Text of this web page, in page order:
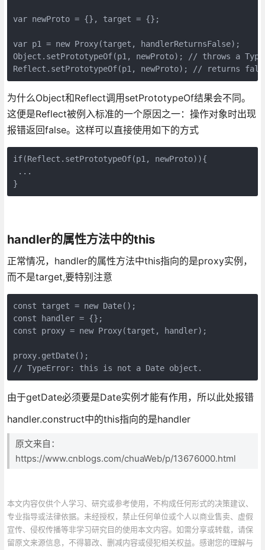
var newProto = {}, target = {};
var p1 = new Proxy(target, handlerReturnsFalse);
Object.setPrototypeOf(p1, newProto); // throws a
为什么Object和Reflect调用setPrototypeOf结果会不同。
这便是Reflect被例入标准的一个原因之一：操作对象时出现
报错返回false。这样可以直接使用如下的方式
if(Reflect.setPrototypeOf(p1, newProto)){
...
}
handler的属性方法中的this
正常情况，handler的属性方法中this指向的是proxy实例，
而不是target,要特别注意
const target = new Date();
const handler = {};
const proxy = new Proxy(target, handler);
proxy.getDate();
由于getDate必须要是Date实例才能有作用，所以此处报错
handler.construct中的this指向的是handler
原文来自：
https://www.cnblogs.com/chuaWeb/p/13676000.html
本文内容仅供个人学习、研究或参考使用，不构成任何形式的决策建议、
专业指导或法律依据。未经授权，禁止任何单位或个人以商业售卖、虚假
宣传、侵权传播等非学习研究目的使用本文内容。如需分享或转载，请保
留原文来源信息，不得篡改、删减内容或侵犯相关权益。感谢您的理解与